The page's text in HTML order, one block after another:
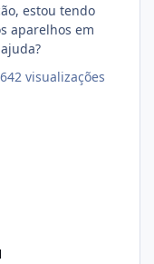
estou tendo
aparelhos em
visualizações